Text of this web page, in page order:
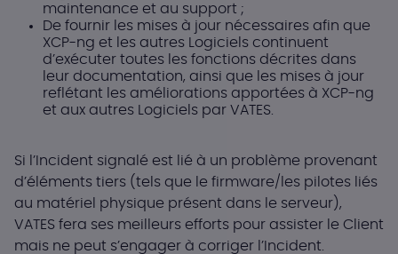
maintenance et au support ;
De fournir les mises à jour nécessaires afin que
XCP-ng et les autres Logiciels continuent
d’exécuter toutes les fonctions décrites dans
leur documentation, ainsi que les mises à jour
reflétant les améliorations apportées à XCP-ng
et aux autres Logiciels par VATES.
Si l’Incident signalé est lié à un problème provenant
d’éléments tiers (tels que le firmware/les pilotes liés
au matériel physique présent dans le serveur),
VATES fera ses meilleurs efforts pour assister le Client
mais ne peut s’engager à corriger l’Incident.